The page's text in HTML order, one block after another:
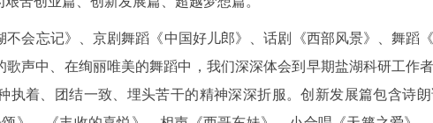
会忘记》、京剧舞蹈《中国好儿郎》、话剧《西部风景》、舞蹈
声中、在绚丽唯美的舞蹈中，我们深深体会到早期盐湖科研工作
执着、团结一致、埋头苦干的精神深深折服。创新发展篇包含诗